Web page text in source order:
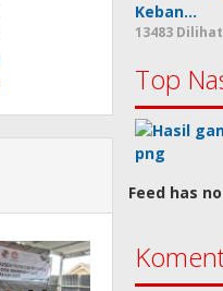
Keban…
13483 Dilihat
Top
Feed has